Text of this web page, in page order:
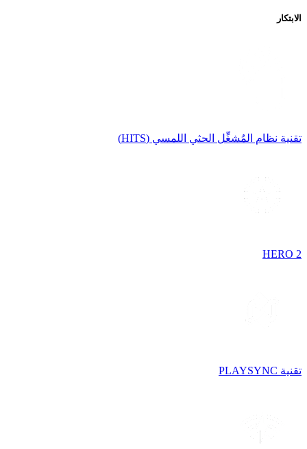
الابتكار
تقنية نظام المُشغِّل الحثي اللمسي (HITS)
HERO 2
تقنية PLAYSYNC